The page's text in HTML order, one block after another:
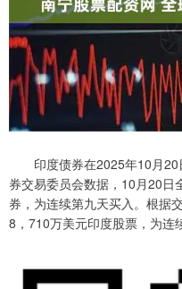
印度债券在2025年10月20
券交易委员会数据，10月20
券，为连续第九天买入。根据
8，710万美元印度股票，为连